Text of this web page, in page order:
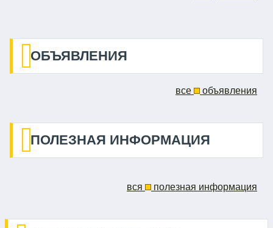
ОБЪЯВЛЕНИЯ
все объявления
ПОЛЕЗНАЯ ИНФОРМАЦИЯ
вся полезная информация